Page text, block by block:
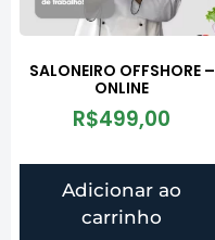
SALONEIRO OFFSHORE –
ONLINE
R$499,00
Adicionar ao
carrinho